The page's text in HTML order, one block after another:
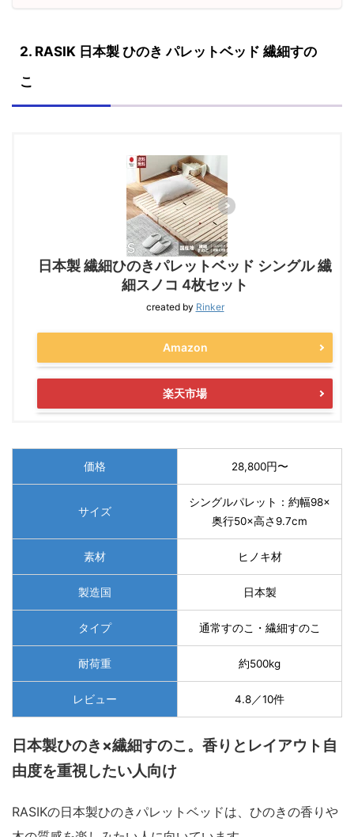
2. RASIK 日本製 ひのき パレットベッド 繊細すの
こ
日本製 繊細ひのきパレットベッド シングル 繊
細スノコ 4枚セット
created by Rinker
Amazon
楽天市場
価格 28,800円〜
サイズ
シングルパレット：約幅98×
奥行50×高さ9.7cm
素材 ヒノキ材
製造国 日本製
タイプ 通常すのこ・繊細すのこ
耐荷重 約500kg
レビュー 4.8／10件
日本製ひのき×繊細すのこ。香りとレイアウト自
由度を重視したい人向け
RASIKの日本製ひのきパレットベッドは、ひのきの香りや